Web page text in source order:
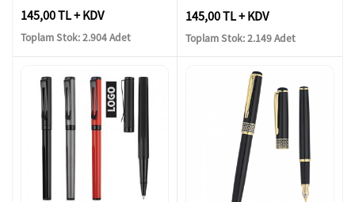
145,00 TL + KDV
Toplam Stok: 2.904 Adet
145,00 TL + KDV
Toplam Stok: 2.149 Adet